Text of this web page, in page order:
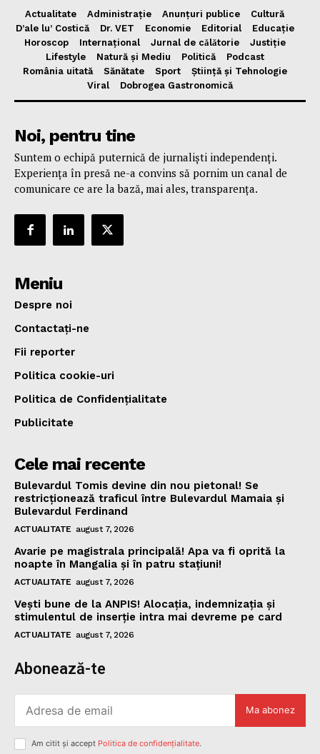
Actualitate Administrație Anunțuri publice
Cultură
D’ale lu’ Costică
Dr. VET Economie Editorial
Educație
Horoscop
Internațional Jurnal de cǎlǎtorie
Justiție
Lifestyle
Natură și Mediu Politică
Podcast
România uitată
Sănătate Sport
Știință și Tehnologie
Viral
Dobrogea Gastronomică
Noi, pentru tine
Suntem o echipă puternică de jurnaliști independenți.
Experiența în presă ne-a convins să pornim un canal de
comunicare ce are la bază, mai ales, transparența.
Meniu
Despre noi
Contactați-ne
Fii reporter
Politica cookie-uri
Politica de Confidențialitate
Publicitate
Cele mai recente
Bulevardul Tomis devine din nou pietonal! Se
restricționează traficul între Bulevardul Mamaia și
Bulevardul Ferdinand
ACTUALITATE august 7, 2026
Avarie pe magistrala principală! Apa va fi oprită la
noapte în Mangalia și în patru stațiuni!
ACTUALITATE august 7, 2026
Vești bune de la ANPIS! Alocația, indemnizația și
stimulentul de inserție intra mai devreme pe card
ACTUALITATE august 7, 2026
Abonează-te
Ma abonez
Am citit și accept Politica de confidențialitate.